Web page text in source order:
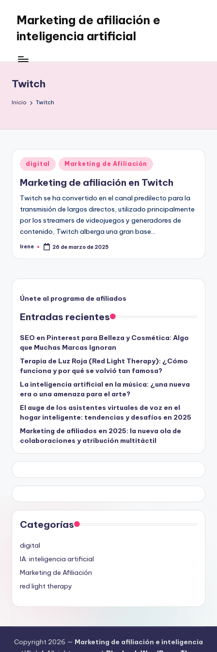
Saltar
contenido
Marketing de afiliación e
inteligencia artificial
Twitch
Inicio Twitch
Publicado
en
digital Marketing de Afiliación
Marketing de afiliación en Twitch
Twitch se ha convertido en el canal predilecto para la
transmisión de largos directos, utilizado principalmente
por los streamers de videojuegos y generadores de
contenido, Twitch alberga una gran base…
Publicado
Irene 26 de marzo de 2025
Únete al programa de afiliados
Entradas recientes
SEO en Pinterest para Belleza y Cosmética: Algo
que Muchas Marcas Ignoran
Terapia de Luz Roja (Red Light Therapy): ¿Cómo
funciona y por qué se volvió tan famosa?
La inteligencia artificial en la música: ¿una nueva
era o una amenaza para el arte?
El auge de los asistentes virtuales de voz en el
hogar inteligente: tendencias y desafíos en 2025
Marketing de afiliados en 2025: la nueva ola de
colaboraciones y atribución multitáctil
Categorías
digital
IA: inteligencia artificial
Marketing de Afiliación
red light therapy
Copyright 2026 — Marketing de afiliación e inteligencia